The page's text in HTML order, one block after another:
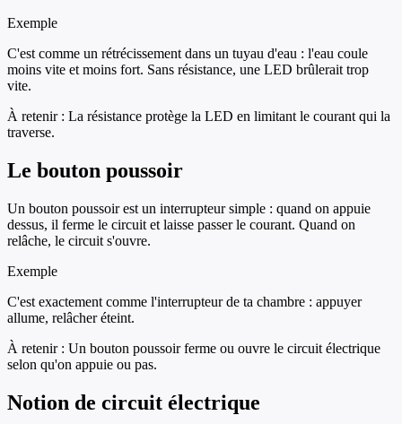
Exemple
C'est comme un rétrécissement dans un tuyau d'eau : l'eau coule
moins vite et moins fort. Sans résistance, une LED brûlerait trop
vite.
À retenir : La résistance protège la LED en limitant le courant qui la
traverse.
Le bouton poussoir
Un bouton poussoir est un interrupteur simple : quand on appuie
dessus, il ferme le circuit et laisse passer le courant. Quand on
relâche, le circuit s'ouvre.
Exemple
C'est exactement comme l'interrupteur de ta chambre : appuyer
allume, relâcher éteint.
À retenir : Un bouton poussoir ferme ou ouvre le circuit électrique
selon qu'on appuie ou pas.
Notion de circuit électrique